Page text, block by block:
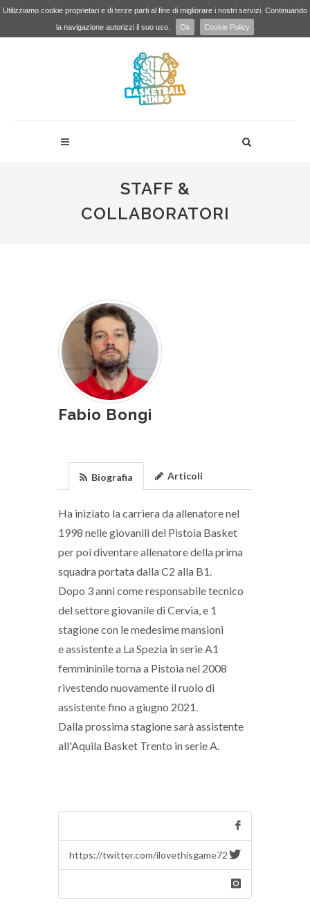
Utilizziamo cookie proprietari e di terze parti al fine di migliorare i nostri servizi. Continuando
la navigazione autorizzi il suo uso.
Ok Cookie Policy
STAFF &
COLLABORATORI
Fabio Bongi
Biografia Articoli
Ha iniziato la carriera da allenatore nel
1998 nelle giovanili del Pistoia Basket
per poi diventare allenatore della prima
squadra portata dalla C2 alla B1.
Dopo 3 anni come responsabile tecnico
del settore giovanile di Cervia, e 1
stagione con le medesime mansioni
e assistente a La Spezia in serie A1
femmininile torna a Pistoia nel 2008
rivestendo nuovamente il ruolo di
assistente fino a giugno 2021.
Dalla prossima stagione sarà assistente
all'Aquila Basket Trento in serie A.
https://twitter.com/ilovethisgame72